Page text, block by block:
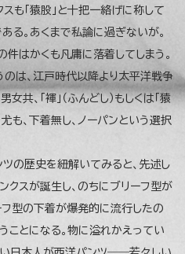
も「猿股」と十把一絡げに称して
る。あくまで私論に過ぎないが。
件はかくも凡庸に落着してしまう。
は、江戸時代以降より太平洋戦争
共、「褌」（ふんどし）もしくは「猿
も、下着無し、ノーパンという選択
の歴史を紐解いてみると、先述し
クスが誕生し、のちにブリーフ型が
型の下着が爆発的に流行したの
ことになる。物に溢れかえってい